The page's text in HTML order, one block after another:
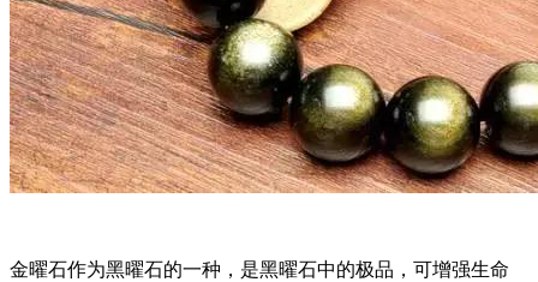
金曜石作为黑曜石的一种，是黑曜石中的极品，可增强生命